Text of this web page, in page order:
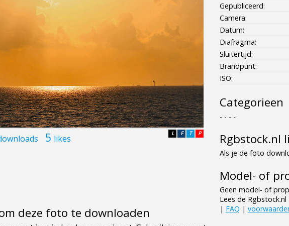
5 likes P
T
F
L
deze foto te downloaden
Gepubliceerd:
Camera:
Datum:
Diafragma:
Sluitertijd:
Brandpunt:
ISO:
Categorieen
- - - -
Rgbstock.nl
Als je de foto
Model- of
Geen model- of
Lees de
| FAQ |